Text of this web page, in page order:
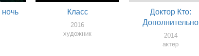
Класс
2016
художник
Доктор Кто:
Дополнительно
2014
актер